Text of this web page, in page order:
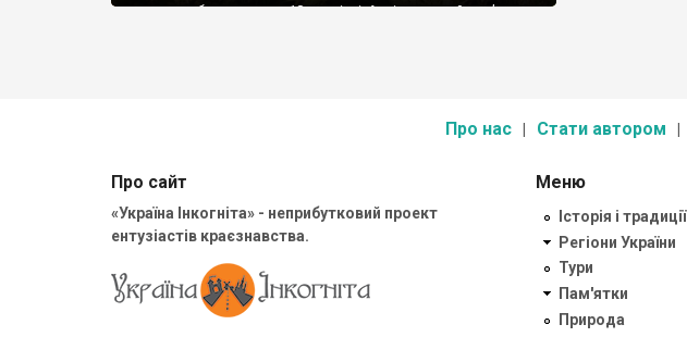
млина, побудованого у 18 столітті. Архітектурний пам’ятник,
Про нас Стати автором
Про сайт
«Україна Інкогніта» - неприбутковий проект
ентузіастів краєзнавства.
Меню
Історія і традиції
Регіони України
Тури
Пам'ятки
Природа